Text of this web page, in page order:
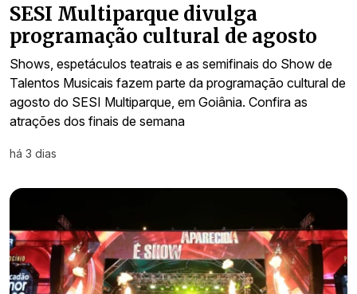
SESI Multiparque divulga
programação cultural de agosto
Shows, espetáculos teatrais e as semifinais do Show de
Talentos Musicais fazem parte da programação cultural de
agosto do SESI Multiparque, em Goiânia. Confira as
atrações dos finais de semana
há 3 dias